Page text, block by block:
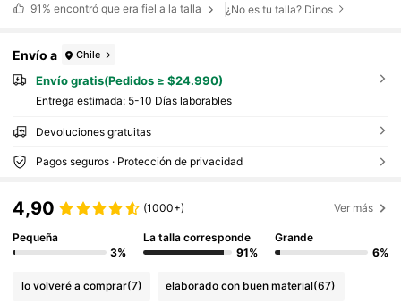
91% encontró que era fiel a la talla ¿No es tu talla? Dinos
Envío a Chile
Envío gratis(Pedidos ≥ $24.990)
Entrega estimada: 5-10 Días laborables
Devoluciones gratuitas
Pagos seguros · Protección de privacidad
4,90 (1000+) Ver más
Pequeña
3%
La talla corresponde
91%
Grande
6%
lo volveré a comprar(7) elaborado con buen material(67)